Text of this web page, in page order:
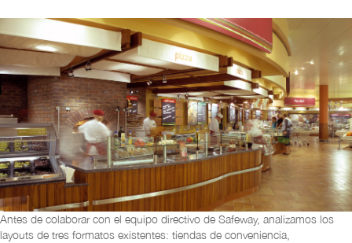
Antes de colaborar con el equipo directivo de Safeway, analizamos los
layouts de tres formatos existentes: tiendas de conveniencia,